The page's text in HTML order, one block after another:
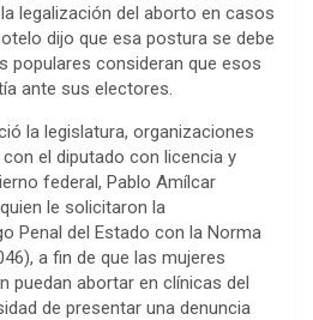
legalización del aborto en casos
dijo que esa postura se debe
populares consideran que esos
ante sus electores.
la legislatura, organizaciones
el diputado con licencia y
federal, Pablo Amílcar
le solicitaron la
Penal del Estado con la Norma
a fin de que las mujeres
puedan abortar en clínicas del
de presentar una denuncia